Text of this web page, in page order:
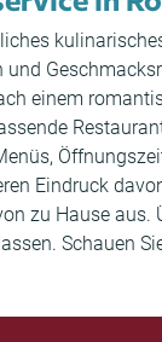
einem
Eindruck
zu Hause
Schauen